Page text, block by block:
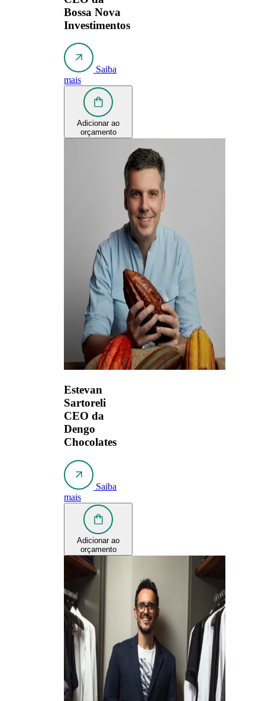
Bossa Nova
Investimentos
Saiba
mais
Adicionar ao
orçamento
Estevan
Sartoreli
CEO da
Dengo
Chocolates
Saiba
mais
Adicionar ao
orçamento